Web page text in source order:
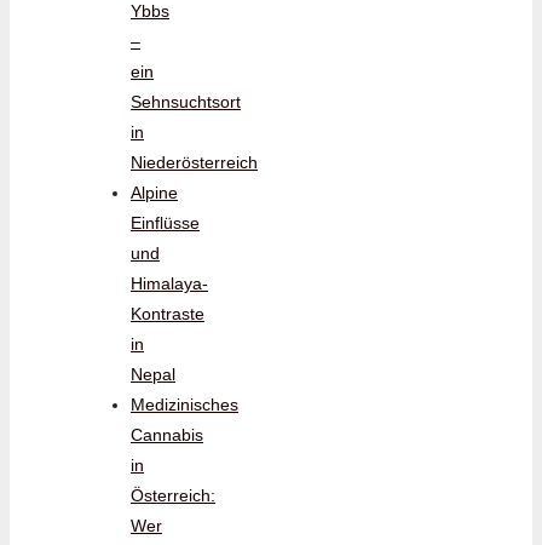
Ybbs
–
ein
Sehnsuchtsort
in
Niederösterreich
Alpine
Einflüsse
und
Himalaya-
Kontraste
in
Nepal
Medizinisches
Cannabis
in
Österreich:
Wer